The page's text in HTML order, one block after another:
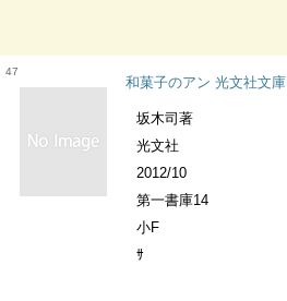
47
和菓子のアン 光文社文庫
坂木司著
光文社
2012/10
第一書庫14
小F
ｻ